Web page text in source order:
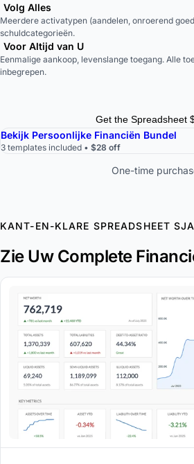
Volg Alles
Meerdere activatypen (aandelen, onroerend
schuldcategorieën.
Voor Altijd van U
Eenmalige aankoop, levenslange toegang. Alle
inbegrepen.
Get the Spreadsheet
Bekijk Persoonlijke Financiën Bundel
3 templates included • $28 off
One-time
KANT-EN-KLARE SPREADSHEET
Zie Uw Complete